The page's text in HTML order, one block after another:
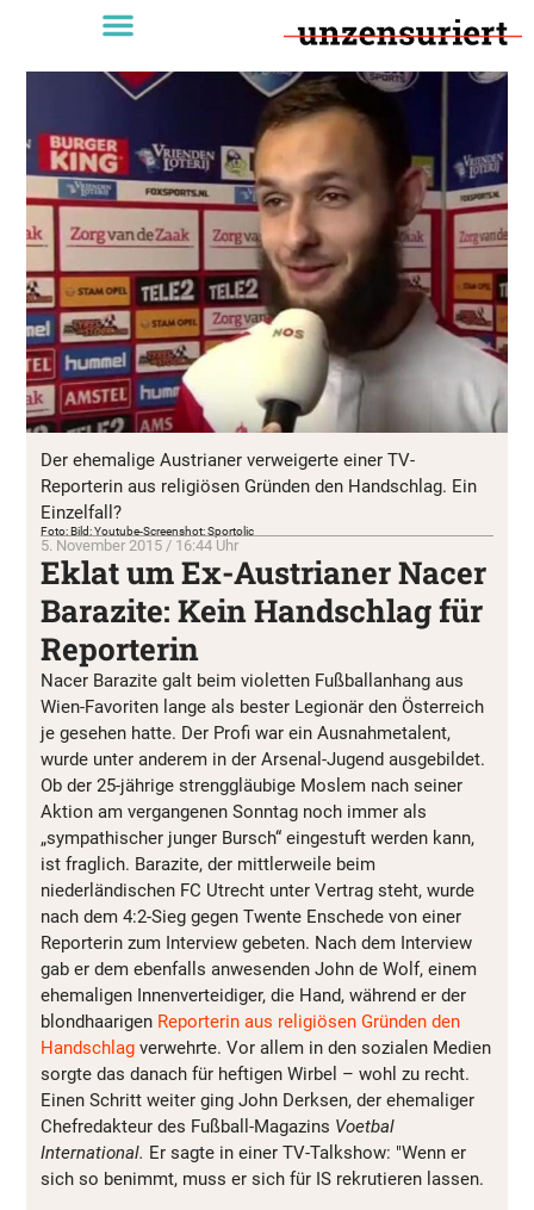
Der ehemalige Austrianer verweigerte einer TV-
Reporterin aus religiösen Gründen den Handschlag. Ein
Einzelfall?
Foto: Bild: Youtube-Screenshot: Sportolic
5. November 2015 / 16:44 Uhr
Eklat um Ex-Austrianer Nacer
Barazite: Kein Handschlag für
Reporterin
Nacer Barazite galt beim violetten Fußballanhang aus
Wien-Favoriten lange als bester Legionär den Österreich
je gesehen hatte. Der Profi war ein Ausnahmetalent,
wurde unter anderem in der Arsenal-Jugend ausgebildet.
Ob der 25-jährige strenggläubige Moslem nach seiner
Aktion am vergangenen Sonntag noch immer als
„sympathischer junger Bursch“ eingestuft werden kann,
ist fraglich. Barazite, der mittlerweile beim
niederländischen FC Utrecht unter Vertrag steht, wurde
nach dem 4:2-Sieg gegen Twente Enschede von einer
Reporterin zum Interview gebeten. Nach dem Interview
gab er dem ebenfalls anwesenden John de Wolf, einem
ehemaligen Innenverteidiger, die Hand, während er der
blondhaarigen Reporterin aus religiösen Gründen den
Handschlag verwehrte. Vor allem in den sozialen Medien
sorgte das danach für heftigen Wirbel – wohl zu recht.
Einen Schritt weiter ging John Derksen, der ehemaliger
Chefredakteur des Fußball-Magazins Voetbal
International. Er sagte in einer TV-Talkshow: "Wenn er
sich so benimmt, muss er sich für IS rekrutieren lassen.